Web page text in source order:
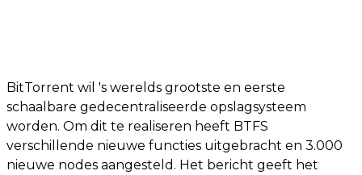
BitTorrent wil 's werelds grootste en eerste
schaalbare gedecentraliseerde opslagsysteem
worden. Om dit te realiseren heeft BTFS
verschillende nieuwe functies uitgebracht en 3.000
nieuwe nodes aangesteld. Het bericht geeft het